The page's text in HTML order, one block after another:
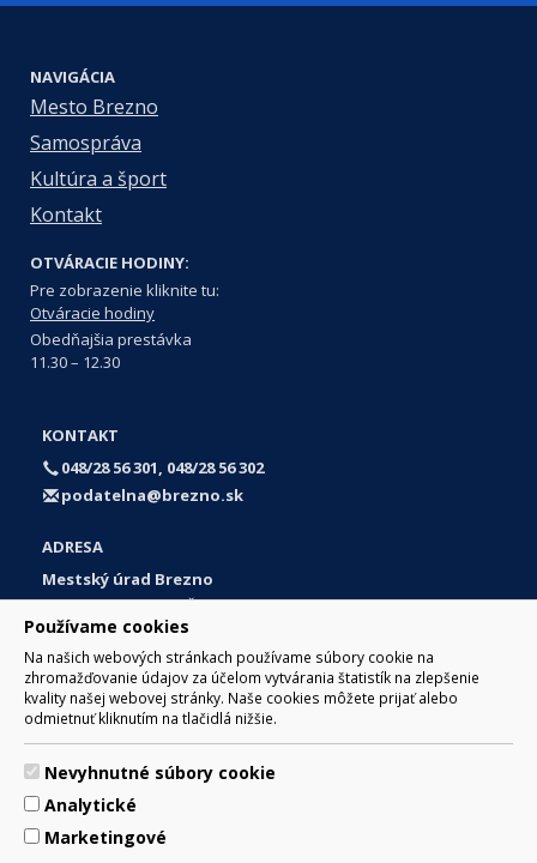
Používame cookies
Na našich webových stránkach používame súbory cookie na
zhromažďovanie údajov za účelom vytvárania štatistík na zlepšenie
kvality našej webovej stránky. Naše cookies môžete prijať alebo
odmietnuť kliknutím na tlačidlá nižšie.
Nevyhnutné súbory cookie
Analytické
Marketingové
NAVIGÁCIA
Mesto Brezno
Samospráva
Kultúra a šport
Kontakt
OTVÁRACIE HODINY:
Pre zobrazenie kliknite tu:
Otváracie hodiny
Obedňajšia prestávka
11.30 – 12.30
KONTAKT
048/28 56 301, 048/28 56 302
podatelna@brezno.sk
ADRESA
Mestský úrad Brezno
Námestie gen. M. R. Štefánika 1
977 01 Brezno
Slovakia (Slovak Republic)
© 2017 Mesto Brezno, Námestie gen. M. R. Štefánika 1, Brezno
977 01 Tel.: 048/28 56 301, 048/28 56 302 Email:
Za obsah zodpovedá Mesto Brezno. Technický prevádzkovateľ: